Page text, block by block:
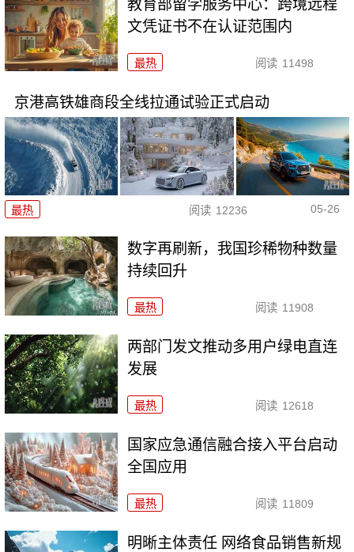
教育部留学服务中心：跨境远程
文凭证书不在认证范围内
最热 阅读 11498
京港高铁雄商段全线拉通试验正式启动
最热 阅读 12236 05-26
数字再刷新，我国珍稀物种数量
持续回升
最热 阅读 11908
两部门发文推动多用户绿电直连
发展
最热 阅读 12618
国家应急通信融合接入平台启动
全国应用
最热 阅读 11809
明晰主体责任 网络食品销售新规